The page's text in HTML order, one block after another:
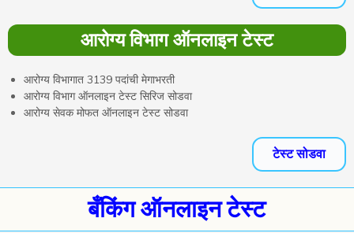
आरोग्य विभाग ऑनलाइन टेस्ट
आरोग्य विभागात 3139 पदांची मेगाभरती
आरोग्य विभाग ऑनलाइन टेस्ट सिरिज सोडवा
आरोग्य सेवक मोफत ऑनलाइन टेस्ट सोडवा
टेस्ट सोडवा
बँकिंग ऑनलाइन टेस्ट